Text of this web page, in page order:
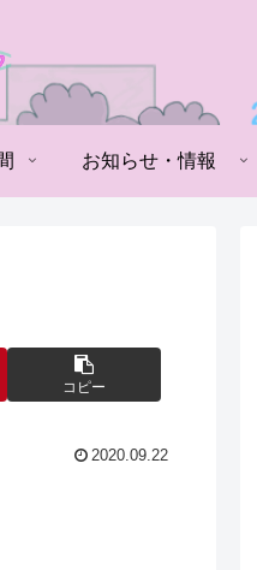
お知らせ・情報
コピー
2020.09.22